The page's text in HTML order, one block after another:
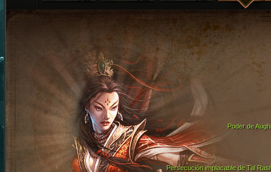
Persecución implacable de Tal
Poder de